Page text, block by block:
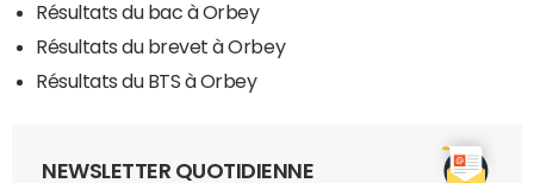
Résultats du bac à Orbey
Résultats du brevet à Orbey
Résultats du BTS à Orbey
NEWSLETTER QUOTIDIENNE